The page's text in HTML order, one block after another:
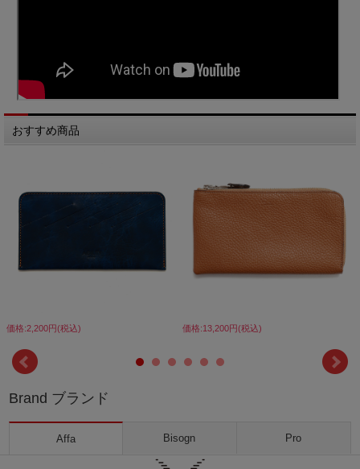
おすすめ商品
価格:2,200円(税込) 価格:13,200円(税込)
Brand ブランド
Affa Bisogn Pro